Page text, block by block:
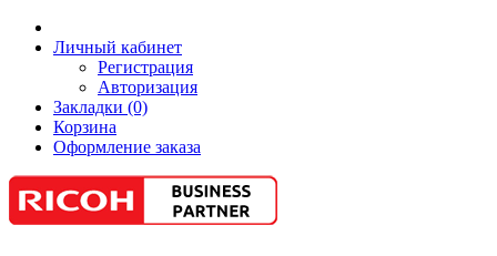
Личный кабинет
Регистрация
Авторизация
Закладки (0)
Корзина
Оформление заказа